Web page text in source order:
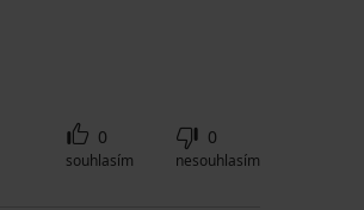
0
souhlasím
0
nesouhlasím